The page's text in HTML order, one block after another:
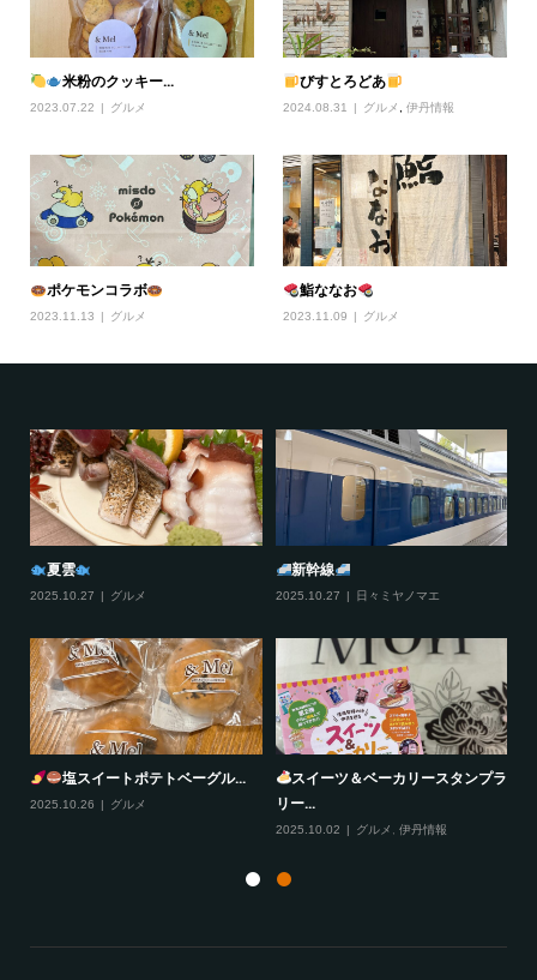
米粉のクッキー...
2023.07.22 グルメ
びすとろどあ
2024.08.31 グルメ ,伊丹情報
ポケモンコラボ
2023.11.13 グルメ
鮨ななお
2023.11.09 グルメ
おすそわけ
2025.12.11 日々ミヤノマエ
びすとろどあ
2025.12.10 グルメ ,伊丹情報
風丹
2025.10.29 グルメ
大阪ふぐ太郎
2025.10.28